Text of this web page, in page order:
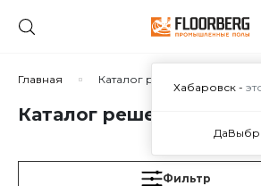
Главная Каталог решений
Каталог решений
Фильтр
Сбросить Применить
Хабаровск -
Да